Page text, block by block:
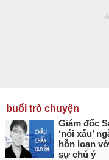
buổi trò chuyện
Giám đốc
‘nói xấu’
hỗn loạn
sự chú ý